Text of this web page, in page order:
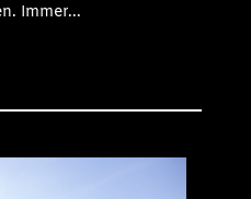
Immer...